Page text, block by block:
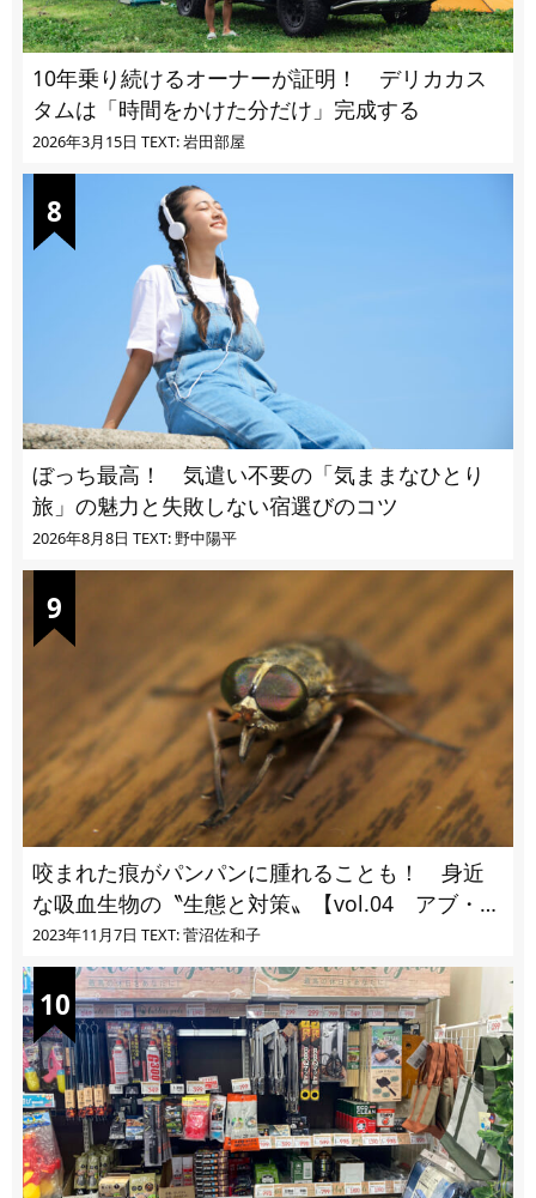
10年乗り続けるオーナーが証明！ デリカカス
タムは「時間をかけた分だけ」完成する
2026年3月15日 TEXT: 岩田部屋
ぼっち最高！ 気遣い不要の「気ままなひとり
旅」の魅力と失敗しない宿選びのコツ
2026年8月8日 TEXT: 野中陽平
咬まれた痕がパンパンに腫れることも！ 身近
な吸血生物の〝生態と対策〟【vol.04 アブ・ブ
ユ・ヌカカ】
2023年11月7日 TEXT: 菅沼佐和子